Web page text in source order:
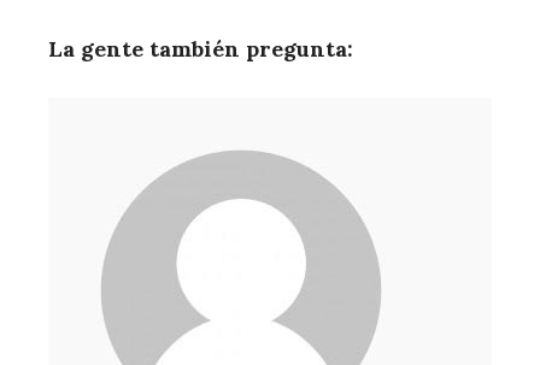
La gente también pregunta: